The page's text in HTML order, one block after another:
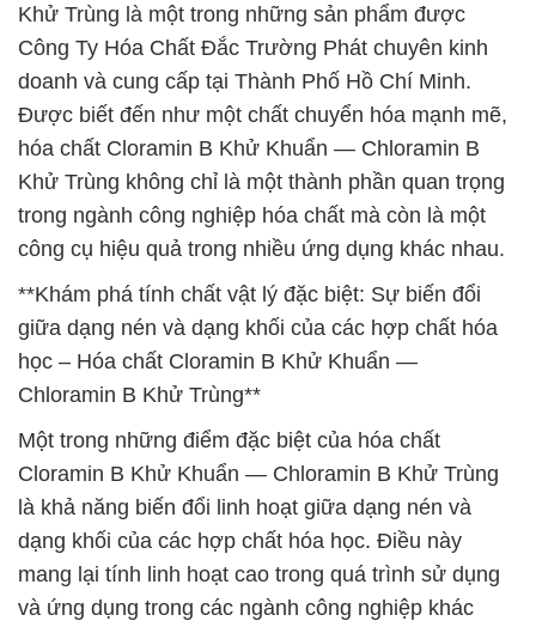
Khử Trùng là một trong những sản phẩm được
Công Ty Hóa Chất Đắc Trường Phát chuyên kinh
doanh và cung cấp tại Thành Phố Hồ Chí Minh.
Được biết đến như một chất chuyển hóa mạnh mẽ,
hóa chất Cloramin B Khử Khuẩn — Chloramin B
Khử Trùng không chỉ là một thành phần quan trọng
trong ngành công nghiệp hóa chất mà còn là một
công cụ hiệu quả trong nhiều ứng dụng khác nhau.
**Khám phá tính chất vật lý đặc biệt: Sự biến đổi
giữa dạng nén và dạng khối của các hợp chất hóa
học – Hóa chất Cloramin B Khử Khuẩn —
Chloramin B Khử Trùng**
Một trong những điểm đặc biệt của hóa chất
Cloramin B Khử Khuẩn — Chloramin B Khử Trùng
là khả năng biến đổi linh hoạt giữa dạng nén và
dạng khối của các hợp chất hóa học. Điều này
mang lại tính linh hoạt cao trong quá trình sử dụng
và ứng dụng trong các ngành công nghiệp khác